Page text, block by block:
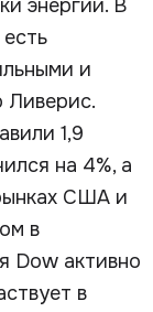
энергии. В
и
Ливерис.
1,9
на 4%, а
США и
в
Dow активно
в